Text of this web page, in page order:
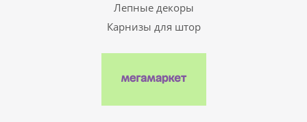
Лепные декоры
Карнизы для штор